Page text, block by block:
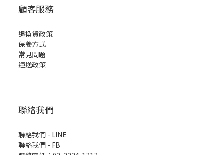
顧客服務
退換貨政策
保養方式
常見問題
運送政策
聯絡我們
聯絡我們 - LINE
聯絡我們 - FB